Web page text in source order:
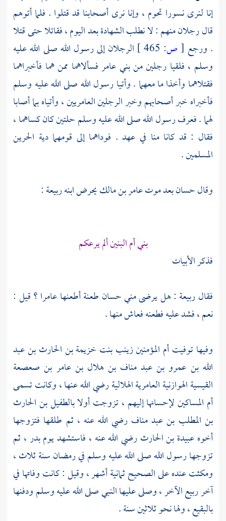
إنا لنرى نسورا تحوم ، وإنا نرى أصحابنا قد قتلوا . فلما أتوهم
قال رجلان منهم : لا نطلب الشهادة بعد اليوم ، فقاتلا حتى قتلا
. ورجع [ص:
الرجلان إلى رسول الله صلى الله عليه
وسلم ، فلقيا رجلين منبني عامرفسألاهما ممن هما فأخبراهما
فقتلاهما وأخذا ما معهما . وأتيا رسول الله صلى الله عليه وسلم
فأخبراه خبر أصحابهم وخبر الرجلين العامريين ، وأتياه بما أصابا
لهما . فعرف رسول الله صلى الله عليه وسلم حلتين كان كساهما ،
فقال : قد كانا منا في عهد . فوداهما إلى قومهما دية الحرين
المسلمين .
وقالحسانبعد موتعامر بن مالكيحرض ابنهربيعة:
بني أم البنين ألم يرعكم
فذكر الأبيات
فقالربيعة : هل يرضى منيحسان طعنة أطعنهاعامرا ؟قيل :
نعم ، فشد عليه فطعنه فعاش منها .
وفيها توفيت أم المؤمنينزينب بنت خزيمة بن الحارث بن عبد
الله بن عمرو بن عبد مناف بن هلال بن عامر بن صعصعة
القيسية الهوازنية العامرية الهلاليةرضي الله عنها ، وكانت تسمى
أم المساكينلإحسانها إليهم ، تزوجت أولابالطفيل بن الحارث
بن المطلب بن عبد مناف رضي الله عنه ، ثم طلقها فتزوجها
أخوهعبيدة بن الحارثرضي الله عنه ، فاستشهد يومبدر ،ثم
تزوجها رسول الله صلى الله عليه وسلم في رمضان سنة ثلاث ،
ومكثت عنده على الصحيح ثمانية أشهر ، وقيل : كانت وفاتها في
آخر ربيع الآخر ، وصلى عليها النبي صلى الله عليه وسلم ودفنها
بالبقيع ،ولها نحو ثلاثين سنة .